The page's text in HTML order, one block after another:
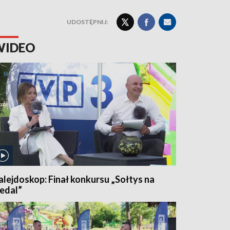
UDOSTĘPNIJ:
Finał konkursu „Sołtys na